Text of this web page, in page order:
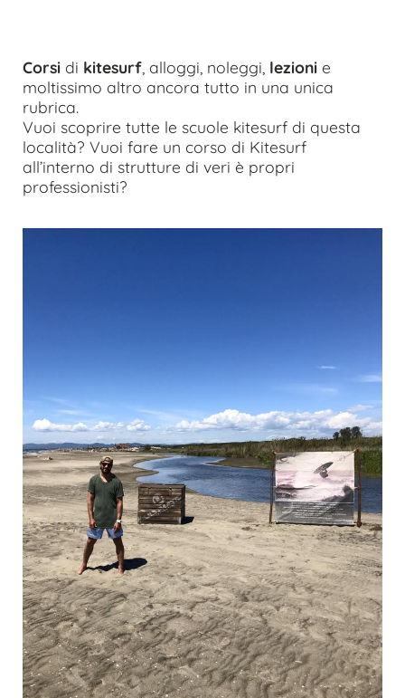
Corsi di kitesurf , alloggi, noleggi, lezioni e
moltissimo altro ancora tutto in una unica
rubrica.
Vuoi scoprire tutte le scuole kitesurf di questa
località? Vuoi fare un corso di Kitesurf
all’interno di strutture di veri è propri
professionisti?